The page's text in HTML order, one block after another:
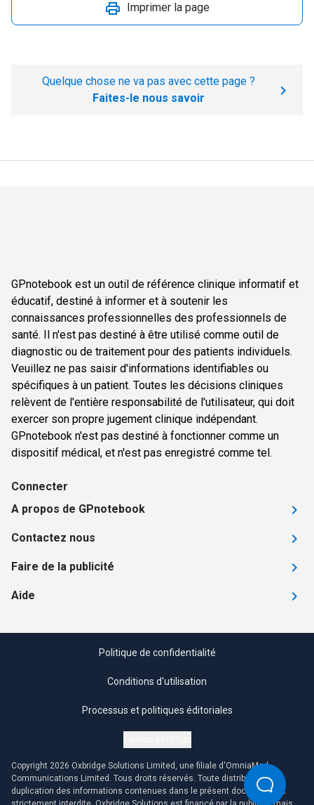
Imprimer la page
Quelque chose ne va pas avec cette page ?
Faites-le nous savoir
GPnotebook est un outil de référence clinique informatif et
éducatif, destiné à informer et à soutenir les
connaissances professionnelles des professionnels de
santé. Il n'est pas destiné à être utilisé comme outil de
diagnostic ou de traitement pour des patients individuels.
Veuillez ne pas saisir d'informations identifiables ou
spécifiques à un patient. Toutes les décisions cliniques
relèvent de l'entière responsabilité de l'utilisateur, qui doit
exercer son propre jugement clinique indépendant.
GPnotebook n'est pas destiné à fonctionner comme un
dispositif médical, et n'est pas enregistré comme tel.
Connecter
A propos de GPnotebook
Contactez nous
Faire de la publicité
Aide
Politique de confidentialité
Conditions d'utilisation
Processus et politiques éditoriales
Copyright 2026 Oxbridge Solutions Limited, une filiale d'OmniaMed
Communications Limited. Tous droits réservés. Toute distribution ou
duplication des informations contenues dans le présent document est